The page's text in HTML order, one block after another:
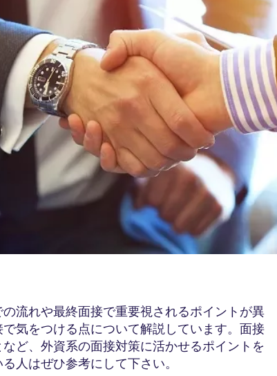
流れや最終面接で重要視されるポイントが異
気をつける点について解説しています。面接
ど、外資系の面接対策に活かせるポイントを
人はぜひ参考にして下さい。